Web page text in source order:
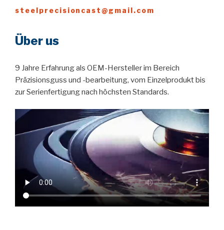
steelprecisioncast@gmail.com
Über us
9 Jahre Erfahrung als OEM-Hersteller im Bereich
Präzisionsguss und -bearbeitung, vom Einzelprodukt bis
zur Serienfertigung nach höchsten Standards.